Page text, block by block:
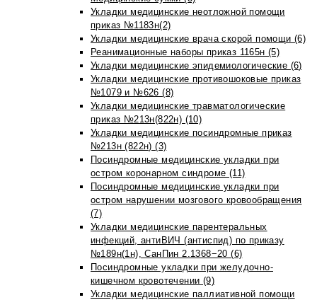
Укладки медицинские неотложной помощи
приказ №1183н(2)
Укладки медицинские врача скорой помощи (6)
Реанимационные наборы приказ 1165н (5)
Укладки медицинские эпидемиологические (6)
Укладки медицинские противошоковые приказ
№1079 и №626 (8)
Укладки медицинские травматологические
приказ №213н(822н) (10)
Укладки медицинские посиндромные приказ
№213н (822н) (3)
Посиндромные медицинские укладки при
остром коронарном синдроме (11)
Посиндромные медицинские укладки при
остром нарушении мозгового кровообращения
(7)
Укладки медицинские парентеральных
инфекций, антиВИЧ (антиспид) по приказу
№189н(1н), СанПин 2.1368−20 (6)
Посиндромные укладки при желудочно-
кишечном кровотечении (9)
Укладки медицинские паллиативной помощи